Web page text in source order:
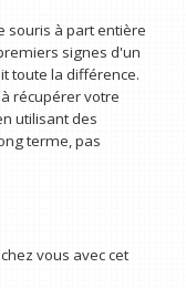
souris à part entière
signes d'un
toute la différence.
récupérer votre
utilisant des
terme, pas
vous avec cet